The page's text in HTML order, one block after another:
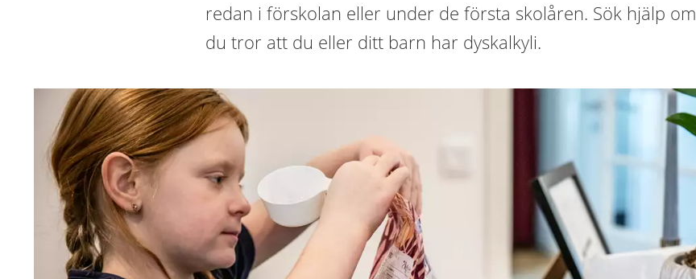
redan i förskolan eller under de första skolåren. Sök hjälp om
du tror att du eller ditt barn har dyskalkyli.